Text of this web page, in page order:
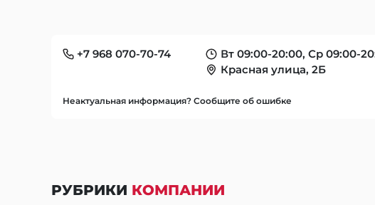
+7 968 070-70-74
Вт 09:00-20:00, Ср 09:00-
Красная улица, 2Б
Неактуальная информация? Сообщите об ошибке
РУБРИКИ КОМПАНИИ